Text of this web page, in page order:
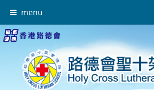
menu